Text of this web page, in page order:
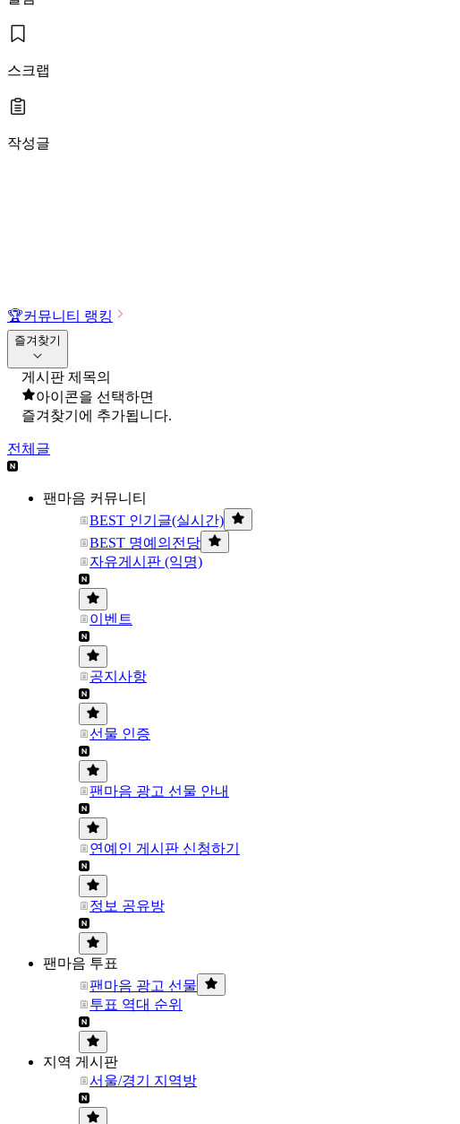
스크랩
작성글
🏆커뮤니티 랭킹
즐겨찾기
게시판 제목의
아이콘을 선택하면
즐겨찾기에 추가됩니다.
전체글
팬마음 커뮤니티
BEST 인기글(실시간)
BEST 명예의전당
자유게시판 (익명)
이벤트
공지사항
선물 인증
팬마음 광고 선물 안내
연예인 게시판 신청하기
정보 공유방
팬마음 투표
팬마음 광고 선물
투표 역대 순위
지역 게시판
서울/경기 지역방